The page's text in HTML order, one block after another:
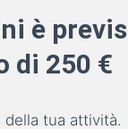
è
di 250 €
tua attività.